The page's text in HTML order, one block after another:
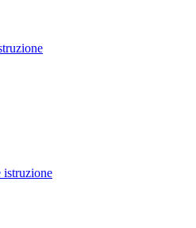
istruzione